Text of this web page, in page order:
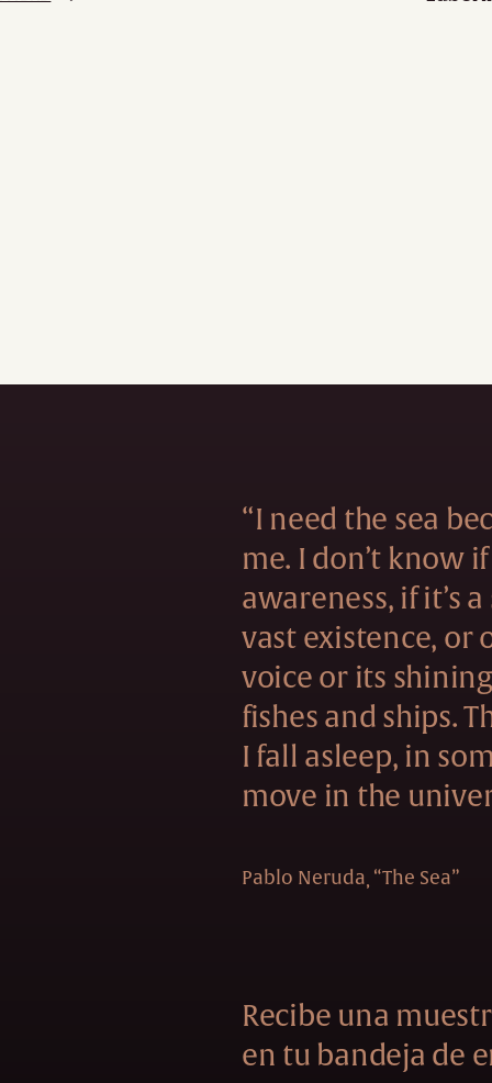
“I need the sea
me. I don’t know
awareness, if it’s
vast existence, or
voice or its
fishes and ships.
I fall asleep, in
move in the
Pablo Neruda “The Sea”
Recibe una
en tu bandeja de